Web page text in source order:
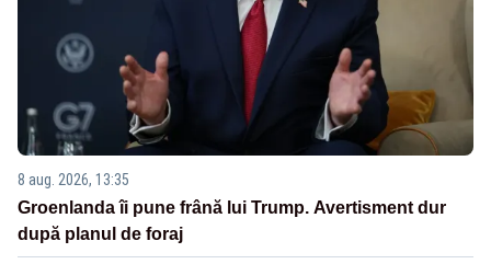
8 aug. 2026, 13:35
Groenlanda îi pune frână lui Trump. Avertisment dur
după planul de foraj